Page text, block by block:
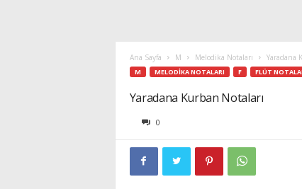
Ana Sayfa M Melodika Notaları Yaradana
M MELODIKA NOTALARI F FLÜT
Yaradana Kurban Notaları
0